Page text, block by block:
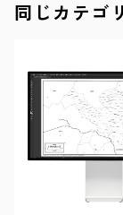
同じカテゴ